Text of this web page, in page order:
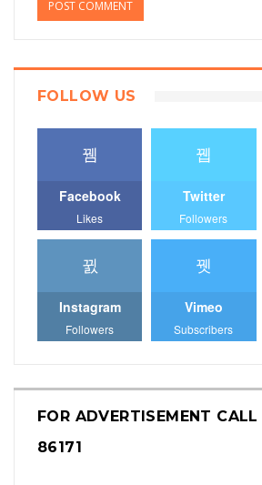
FOLLOW US
Facebook
Likes
Twitter
Followers
Instagram
Followers
Vimeo
Subscribers
FOR ADVERTISEMENT
86171